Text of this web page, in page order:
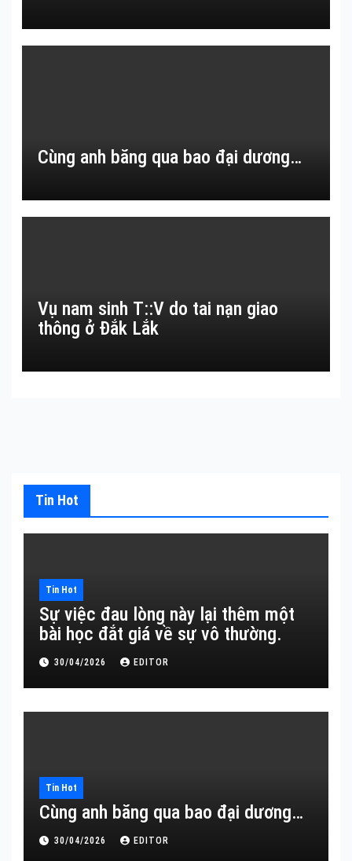
Cùng anh băng qua bao đại dương…
Vụ nam sinh T::V do tai nạn giao
thông ở Đắk Lắk
Tin Hot
Tin Hot
Sự việc đau lòng này lại thêm một
bài học đắt giá về sự vô thường.
30/04/2026 EDITOR
Tin Hot
Cùng anh băng qua bao đại dương…
30/04/2026 EDITOR